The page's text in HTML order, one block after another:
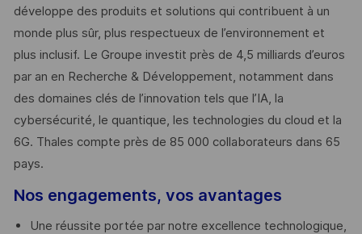
développe des produits et solutions qui contribuent à un
monde plus sûr, plus respectueux de l’environnement et
plus inclusif. Le Groupe investit près de 4,5 milliards d’euros
par an en Recherche & Développement, notamment dans
des domaines clés de l’innovation tels que l’IA, la
cybersécurité, le quantique, les technologies du cloud et la
6G. Thales compte près de 85 000 collaborateurs dans 65
pays. ​
Nos engagements, vos avantages
Une réussite portée par notre excellence technologique,